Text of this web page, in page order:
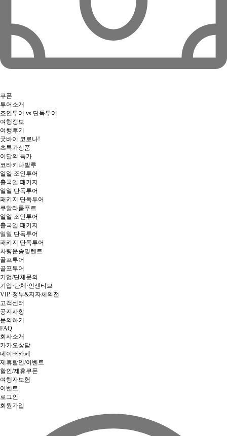
쿠폰
투어소개
조인투어 vs 단독투어
여행정보
여행후기
굿바이 코로나!
초특가상품
이달의 특가
코타키나발루
일일 조인투어
출국일 패키지
일일 단독투어
패키지 단독투어
쿠알라룸푸르
일일 조인투어
출국일 패키지
일일 단독투어
패키지 단독투어
차량운송및렌트
골프투어
골프투어
기업/단체문의
기업·단체·인센티브
VIP·정부&지자체의전
고객센터
공지사항
문의하기
FAQ
회사소개
카카오상담
네이버카페
제휴할인/이벤트
할인/제휴쿠폰
여행자보험
이벤트
로그인
회원가입